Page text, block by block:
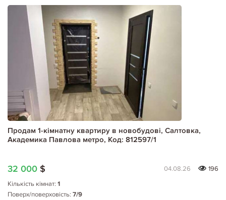
Продам 1-кімнатну квартиру в новобудові, Салтовка,
Академика Павлова метро, Код: 812597/1
32 000 $ 04.08.26
196
Кількість кімнат: 1
Поверх/поверховість: 7/9